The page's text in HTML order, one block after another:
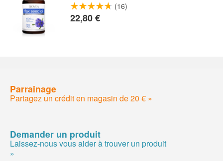
(16)
22,80 €
Parrainage
Partagez un crédit en magasin de 20 € »
Demander un produit
Laissez-nous vous aider à trouver un produit
»